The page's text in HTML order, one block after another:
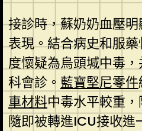
接診時，蘇奶奶血壓
表現。結合病史和服
度懷疑為烏頭堿中毒
科會診。 藍寶堅尼零件
車材料中毒水平較重，
隨即被轉進ICU接收進